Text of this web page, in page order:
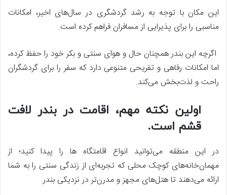
این مکان با توجه به رشد گردشگری در سال‌های اخیر، امکانات
مناسبی را برای پذیرایی از مسافران فراهم کرده است.
اگرچه این بندر همچنان حال و هوای سنتی و بکر خود را حفظ کرده،
اما امکانات رفاهی و تفریحی متنوعی دارد که سفر را برای گردشگران
راحت و لذت‌بخش می‌کند.
اولین نکته مهم، اقامت در بندر لافت
قشم است.
در این منطقه می‌توانید انواع اقامتگاه‌ ها را پیدا کنید؛ از
مهمان‌خانه‌های کوچک محلی که تجربه‌ای از زندگی سنتی را به شما
ارائه می‌دهند تا هتل‌های مجهز و مدرن‌تر در نزدیکی بندر.